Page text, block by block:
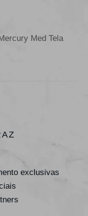
Med Tela
exclusivas